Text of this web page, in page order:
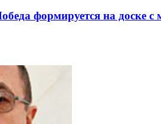
формируется на доске с